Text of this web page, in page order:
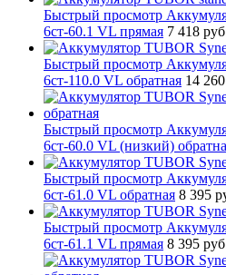
Быстрый просмотр
6ст-60.1 VL прямая 7 418
Быстрый просмотр
6ст-110.0 VL обратная 14
Быстрый просмотр
6ст-60.0 VL (низкий)
Быстрый просмотр
6ст-61.0 VL обратная 8 395
Быстрый просмотр
6ст-61.1 VL прямая 8 395